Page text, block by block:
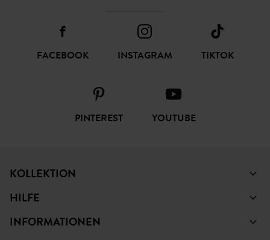
FACEBOOK INSTAGRAM TIKTOK
PINTEREST YOUTUBE
KOLLEKTION
HILFE
INFORMATIONEN